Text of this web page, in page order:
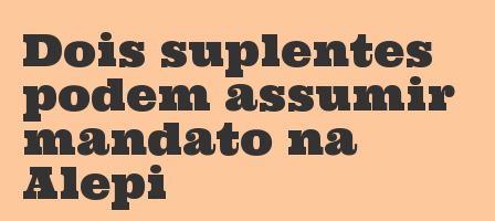
Dois suplentes
podem assumir
mandato na
Alepi